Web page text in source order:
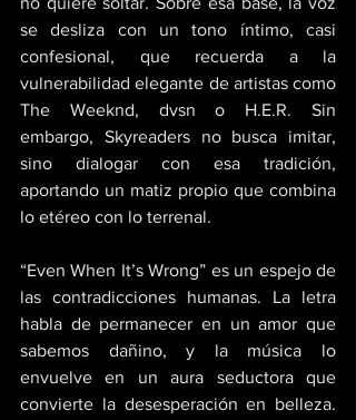
se desliza con un tono íntimo, casi
confesional, que recuerda a la
vulnerabilidad elegante de artistas como
The Weeknd, dvsn o H.E.R. Sin
embargo, Skyreaders no busca imitar,
sino dialogar con esa tradición,
aportando un matiz propio que combina
lo etéreo con lo terrenal.
“Even When It’s Wrong” es un espejo de
las contradicciones humanas. La letra
habla de permanecer en un amor que
sabemos dañino, y la música lo
envuelve en un aura seductora que
convierte la desesperación en belleza.